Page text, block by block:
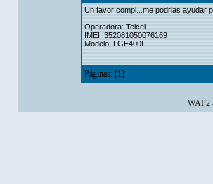
Un favor compi...me podrias ayudar
Operadora: Telcel
IMEI: 352081050076169
Modelo: LGE400F
Páginas: [1]
WAP2